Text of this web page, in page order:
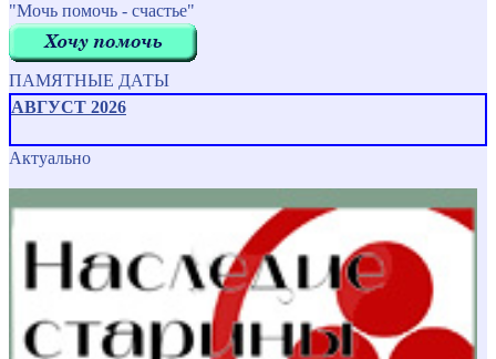
"Мочь помочь - счастье"
ПАМЯТНЫЕ ДАТЫ
АВГУСТ 2026
Актуально